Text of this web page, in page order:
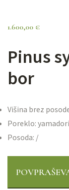
1.600,00 €
Pinus
bor
Višina brez
Poreklo: yamadori
Posoda: /